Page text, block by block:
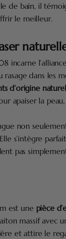
de bain, il
le meilleur.
incarne
dans les
d’origine
apaiser la
non
s’intègre
pas
est une pièce
massif avec
et attire le